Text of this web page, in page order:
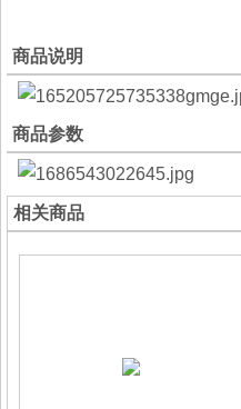
商品说明
商品参数
相关商品